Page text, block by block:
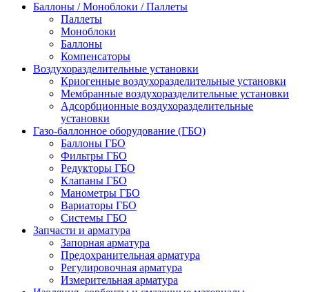
Баллоны / Моноблоки / Паллеты
Паллеты
Моноблоки
Баллоны
Компенсаторы
Воздухоразделительные установки
Криогенные воздухоразделительные установки
Мембранные воздухоразделительные установки
Адсорбционные воздухоразделительные
установки
Газо-баллонное оборудование (ГБО)
Баллоны ГБО
Фильтры ГБО
Редукторы ГБО
Клапаны ГБО
Манометры ГБО
Вариаторы ГБО
Системы ГБО
Запчасти и арматура
Запорная арматура
Предохранительная арматура
Регулировочная арматура
Измерительная арматура